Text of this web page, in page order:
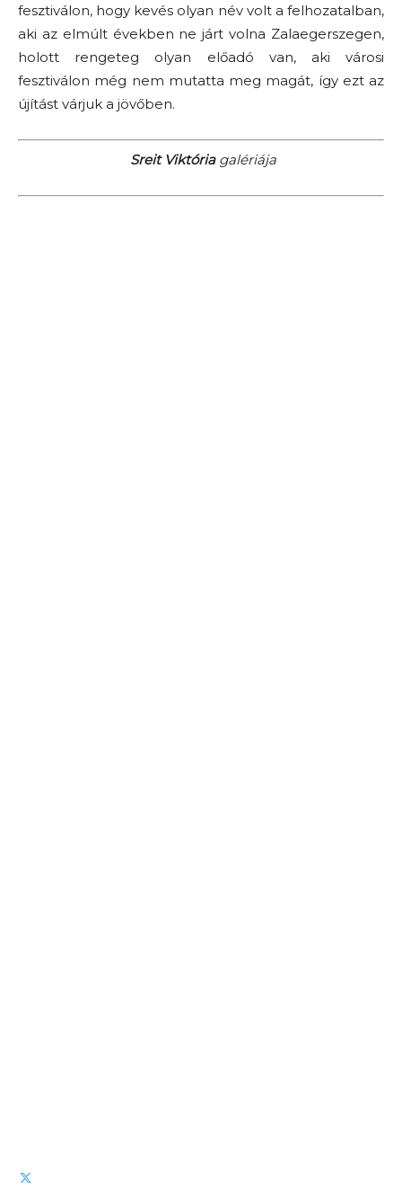
fesztiválon, hogy kevés olyan név volt a felhozatalban,
aki az elmúlt években ne járt volna Zalaegerszegen,
holott rengeteg olyan előadó van, aki városi
fesztiválon még nem mutatta meg magát, így ezt az
újítást várjuk a jövőben.
Sreit Viktóriagalériája